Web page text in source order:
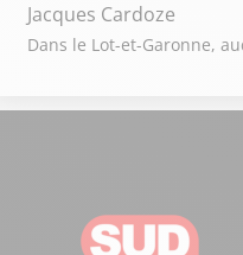
Jacques Cardoze
Dans le Lot-et-Garonne,